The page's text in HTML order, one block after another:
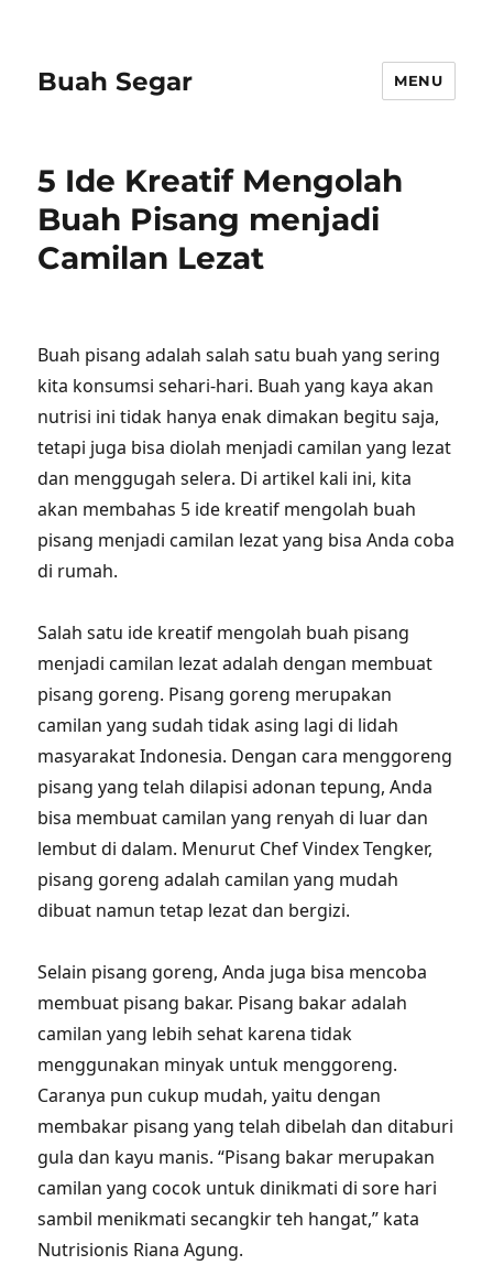
Buah Segar MENU
5 Ide Kreatif Mengolah
Buah Pisang menjadi
Camilan Lezat
Buah pisang adalah salah satu buah yang sering
kita konsumsi sehari-hari. Buah yang kaya akan
nutrisi ini tidak hanya enak dimakan begitu saja,
tetapi juga bisa diolah menjadi camilan yang lezat
dan menggugah selera. Di artikel kali ini, kita
akan membahas 5 ide kreatif mengolah buah
pisang menjadi camilan lezat yang bisa Anda coba
di rumah.
Salah satu ide kreatif mengolah buah pisang
menjadi camilan lezat adalah dengan membuat
pisang goreng. Pisang goreng merupakan
camilan yang sudah tidak asing lagi di lidah
masyarakat Indonesia. Dengan cara menggoreng
pisang yang telah dilapisi adonan tepung, Anda
bisa membuat camilan yang renyah di luar dan
lembut di dalam. Menurut Chef Vindex Tengker,
pisang goreng adalah camilan yang mudah
dibuat namun tetap lezat dan bergizi.
Selain pisang goreng, Anda juga bisa mencoba
membuat pisang bakar. Pisang bakar adalah
camilan yang lebih sehat karena tidak
menggunakan minyak untuk menggoreng.
Caranya pun cukup mudah, yaitu dengan
membakar pisang yang telah dibelah dan ditaburi
gula dan kayu manis. “Pisang bakar merupakan
camilan yang cocok untuk dinikmati di sore hari
sambil menikmati secangkir teh hangat,” kata
Nutrisionis Riana Agung.